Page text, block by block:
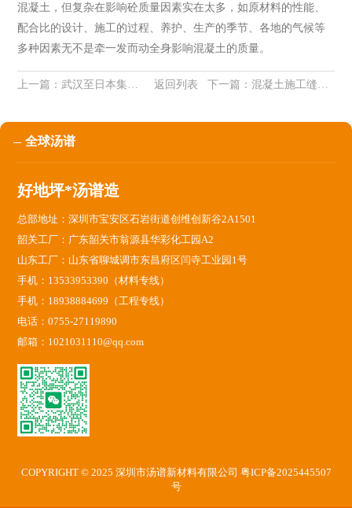
混凝土，但复杂在影响砼质量因素实在太多，如原材料的性能、
配合比的设计、施工的过程、养护、生产的季节、各地的气候等
多种因素无不是牵一发而动全身影响混凝土的质量。
上一篇：武汉至日本集装箱国际班轮正式开航 返回列表 下一篇：混凝土施工缝的留设及问题处理
全球汤谱
好地坪*汤谱造
总部地址：深圳市宝安区石岩街道创维创新谷2A1501
韶关工厂：广东韶关市翁源县华彩化工园A2
山东工厂：山东省聊城调市东昌府区闫寺工业园1号
手机：13533953390（材料专线）
手机：18938884699（工程专线）
电话：0755-27119890
邮箱：1021031110@qq.com
COPYRIGHT © 2025 深圳市汤谱新材料有限公司 粤ICP备2025445507
号